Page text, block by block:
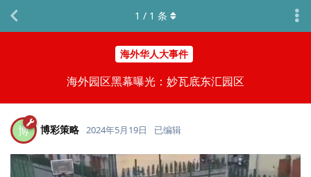
海外华人大事件
海外园区黑幕曝光：妙瓦底东汇园区
1 / 1 条
博 博彩策略 2024年5月19日 已编辑